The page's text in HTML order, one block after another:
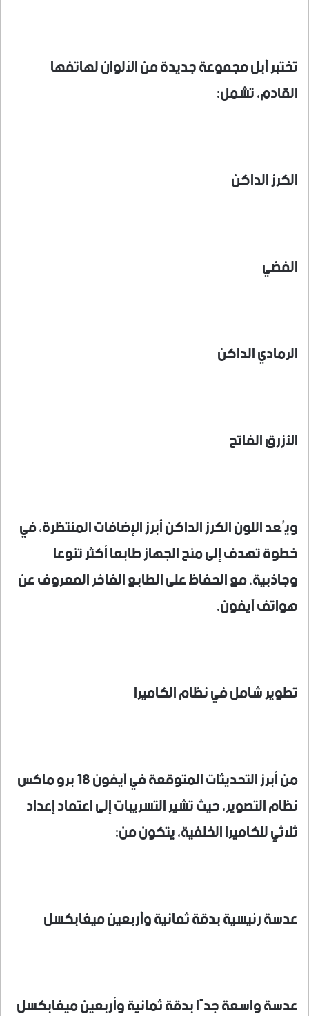
تختبر أبل مجموعة جديدة من الألوان لهاتفها
القادم، تشمل:
الكرز الداكن
الفضي
الرمادي الداكن
الأزرق الفاتح
ويُعد اللون الكرز الداكن أبرز الإضافات المنتظرة، في
خطوة تهدف إلى منح الجهاز طابعا أكثر تنوعا
وجاذبية، مع الحفاظ على الطابع الفاخر المعروف عن
هواتف آيفون.
تطوير شامل في نظام الكاميرا
من أبرز التحديثات المتوقعة في آيفون 18 برو ماكس
نظام التصوير، حيث تشير التسريبات إلى اعتماد إعداد
ثلاثي للكاميرا الخلفية، يتكون من:
عدسة رئيسية بدقة ثمانية وأربعين ميغابكسل
عدسة واسعة جدًا بدقة ثمانية وأربعين ميغابكسل